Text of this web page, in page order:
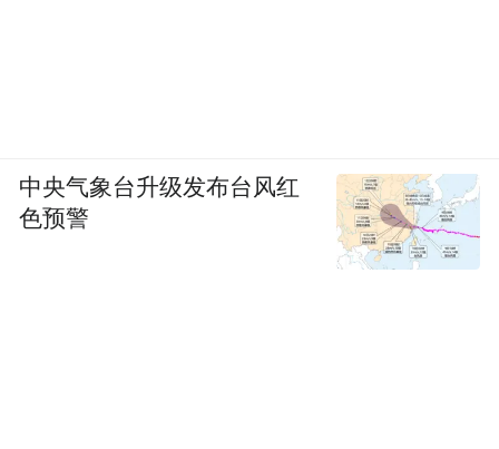
中央气象台升级发布台风红
色预警